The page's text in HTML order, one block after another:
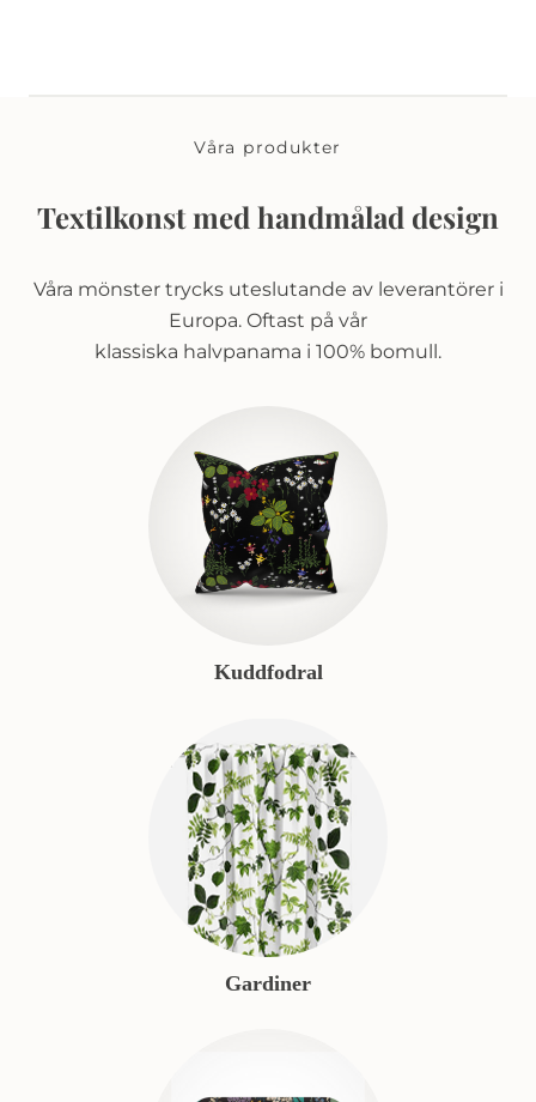
Våra produkter
Textilkonst med handmålad design
Våra mönster trycks uteslutande av leverantörer i
Europa. Oftast på vår
klassiska halvpanama i 100% bomull.
Kuddfodral
Gardiner